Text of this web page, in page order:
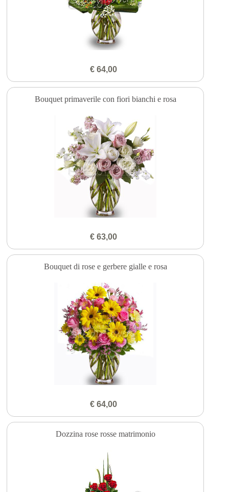
€ 64,00
Bouquet primaverile con fiori bianchi e rosa
€ 63,00
Bouquet di rose e gerbere gialle e rosa
€ 64,00
Dozzina rose rosse matrimonio